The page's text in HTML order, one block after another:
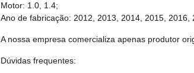
Motor: 1.0, 1.4;
Ano de fabricação: 2012, 2013, 2014, 2015,
A nossa empresa comercializa apenas produtor
Dúvidas frequentes: